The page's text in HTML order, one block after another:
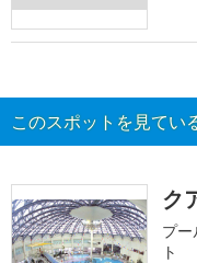
このスポットを見てい
ク
プ
ト